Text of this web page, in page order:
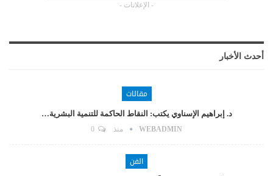
- الإعلانات -
أحدث الأخبار
مقالات
د. إبراهيم الإسناوي يكتب: النقاط الحاكمة للتنمية البشرية…
WEBADMIN منذ
الفن